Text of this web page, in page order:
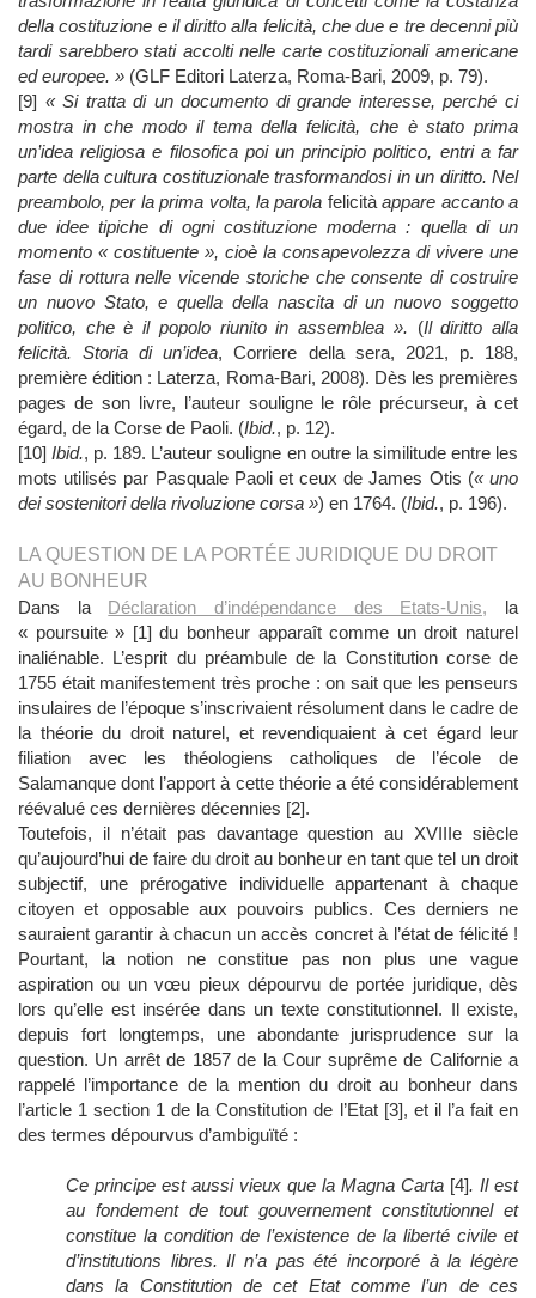
della costituzione e il diritto alla felicità, che due e tre decenni più
tardi sarebbero stati accolti nelle carte costituzionali americane
ed europee. » (GLF Editori Laterza, Roma-Bari, 2009, p. 79).
[9] «Si tratta di un documento di grande interesse, perché ci
mostra in che modo il tema della felicità, che è stato prima
un’idea religiosa e filosofica poi un principio politico, entri a far
parte della cultura costituzionale trasformandosi in un diritto. Nel
preambolo, per la prima volta, la parola felicitàappare accanto a
due idee tipiche di ogni costituzione moderna : quella di un
momento « costituente », cioè la consapevolezza di vivere une
fase di rottura nelle vicende storiche che consente di costruire
un nuovo Stato, e quella della nascita di un nuovo soggetto
politico, che è il popolo riunito in assemblea ». (Il diritto alla
felicità. Storia di un’idea, Corriere della sera, 2021, p. 188,
première édition : Laterza, Roma-Bari, 2008). Dès les premières
pages de son livre, l’auteur souligne le rôle précurseur, à cet
égard, de la Corse de Paoli. (Ibid., p. 12).
[10]Ibid., p. 189. L’auteur souligne en outre la similitude entre les
mots utilisés par Pasquale Paoli et ceux de James Otis (« uno
dei sostenitori della rivoluzione corsa ») en 1764. (Ibid., p. 196).
LA QUESTION DE LA PORTÉE JURIDIQUE DU DROIT
AU BONHEUR
Dans la Déclaration d’indépendance des Etats-Unis, la
« poursuite » [1] du bonheur apparaît comme un droit naturel
inaliénable. L’esprit du préambule de la Constitution corse de
1755 était manifestement très proche : on sait que les penseurs
insulaires de l’époque s’inscrivaient résolument dans le cadre de
la théorie du droit naturel, et revendiquaient à cet égard leur
filiation avec les théologiens catholiques de l’école de
Salamanque dont l’apport à cette théorie a été considérablement
réévalué ces dernières décennies [2].
Toutefois, il n’était pas davantage question au XVIIIe siècle
qu’aujourd’hui de faire du droit au bonheur en tant que tel un droit
subjectif, une prérogative individuelle appartenant à chaque
citoyen et opposable aux pouvoirs publics. Ces derniers ne
sauraient garantir à chacun un accès concret à l’état de félicité !
Pourtant, la notion ne constitue pas non plus une vague
aspiration ou un vœu pieux dépourvu de portée juridique, dès
lors qu’elle est insérée dans un texte constitutionnel. Il existe,
depuis fort longtemps, une abondante jurisprudence sur la
question. Un arrêt de 1857 de la Cour suprême de Californie a
rappelé l’importance de la mention du droit au bonheur dans
l’article 1 section 1 de la Constitution de l’Etat [3], et il l’a fait en
des termes dépourvus d’ambiguïté :
Ce principe est aussi vieux que la Magna Carta [4]. Il est
au fondement de tout gouvernement constitutionnel et
constitue la condition de l’existence de la liberté civile et
d’institutions libres. Il n’a pas été incorporé à la légère
dans la Constitution de cet Etat comme l’un de ces